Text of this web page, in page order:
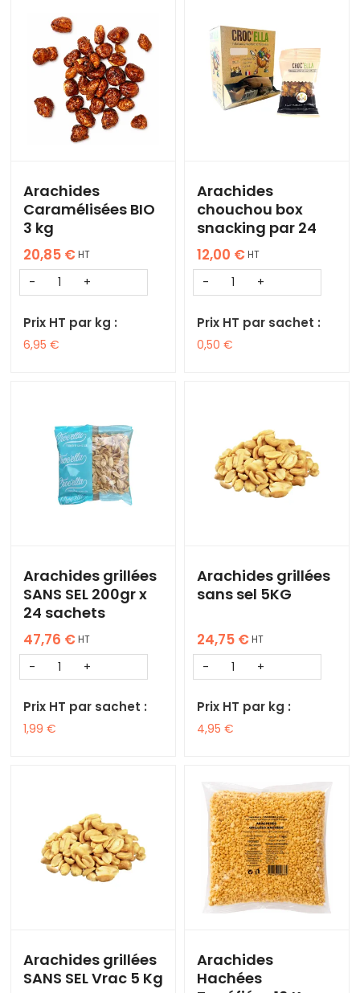
Arachides
Caramélisées BIO
3 kg
20,85 €HT
Prix HT par kg :
6,95 €
Arachides
chouchou box
snacking par 24
12,00 €HT
Prix HT par sachet :
0,50 €
Arachides grillées
SANS SEL 200gr x
24 sachets
47,76 €HT
Prix HT par sachet :
1,99 €
Arachides grillées
sans sel 5KG
24,75 €HT
Prix HT par kg :
4,95 €
Arachides grillées
SANS SEL Vrac 5 Kg
Arachides
Hachées